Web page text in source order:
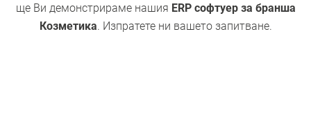
ще Ви демонстрираме нашия ERP софтуерза бранша
Козметика. Изпратете ни вашето запитване.